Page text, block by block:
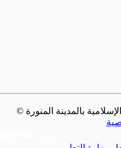
بالمدينة المنورة ©